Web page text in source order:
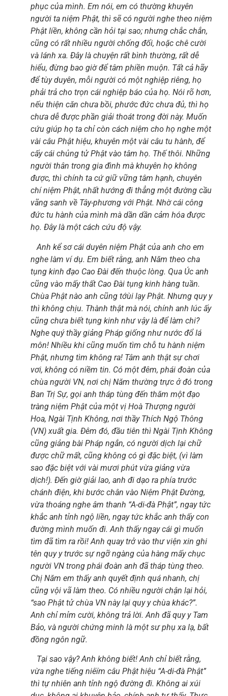
phục của mình. Em nói, em có thường khuyên
người ta niệm Phật, thì sẽ có người nghe theo niệm
Phật liền, không cần hỏi tại sao; nhưng chắc chắn,
cũng có rất nhiều người chống đối, hoặc chê cười
và lánh xa. Đây là chuyện rất bình thường, rất dễ
hiểu, đừng bao giờ để tâm phiền muộn. Tất cả hãy
để tùy duyên, mỗi người có một nghiệp riêng, họ
phải trả cho trọn cái nghiệp báo của họ. Nói rõ hơn,
nếu thiện căn chưa bồi, phước đức chưa đủ, thì họ
chưa dễ được phần giải thoát trong đời này. Muốn
cứu giúp họ ta chỉ còn cách niệm cho họ nghe một
vài câu Phật hiệu, khuyên một vài câu tu hành, để
cấy cái chủng tử Phật vào tâm họ. Thế thôi. Những
người thân trong gia đình mà khuyên họ không
được, thì chính ta cứ giữ vững tâm hạnh, chuyên
chí niệm Phật, nhất hướng đi thẳng một đường cầu
vãng sanh về Tây-phương với Phật. Nhờ cái công
đức tu hành của mình mà dần dần cảm hóa được
họ. Đây là một cách cứu độ vậy.
Anh kể sơ cái duyên niệm Phật của anh cho em
nghe làm ví dụ. Em biết rằng, anh Năm theo cha
tụng kinh đạo Cao Đài đến thuộc lòng. Qua Úc anh
cũng vào mấy thất Cao Đài tụng kinh hàng tuần.
Chùa Phật nào anh cũng tớùi lạy Phật. Nhưng quy y
thì không chịu. Thành thật mà nói, chính anh lúc ấy
cũng chưa biết tụng kinh như vậy là để làm chi?
Nghe quý thầy giảng Pháp giống như nước đổ lá
môn! Nhiều khi cũng muốn tìm chỗ tu hành niệm
Phật, nhưng tìm không ra! Tâm anh thật sự chơi
vơi, không có niềm tin. Có một đêm, phái đoàn của
chùa người VN, nơi chị Năm thường trực ở đó trong
Ban Trị Sự, gọi anh tháp tùng đến thăm một đạo
tràng niệm Phật của một vị Hoà Thượng người
Hoa, Ngài Tịnh Không, nơi thầy Thích Ngộ Thông
(VN) xuất gia. Đêm đó, đầu tiên thì Ngài Tịnh Không
cũng giảng bài Pháp ngắn, có người dịch lại chữ
được chữ mất, cũng không có gì đặc biệt, (vì làm
sao đặc biệt với vài mươi phút vừa giảng vừa
dịch!). Đến giờ giải lao, anh đi dạo ra phía trước
chánh điện, khi bước chân vào Niệm Phật Đường,
vừa thoáng nghe âm thanh “A-di-đà Phật”, ngay tức
khắc anh tỉnh ngộ liền, ngay tức khắc anh thấy con
đường mình muốn đi. Anh thấy ngay cái gì muốn
tìm đã tìm ra rồi! Anh quay trở vào thư viện xin ghi
tên quy y trước sự ngỡ ngàng của hàng mấy chục
người VN trong phái đoàn anh đã tháp tùng theo.
Chị Năm em thấy anh quyết định quá nhanh, chị
cũng vội vã làm theo. Có nhiều người chận lại hỏi,
“sao Phật tử chùa VN này lại quy y chùa khác?”.
Anh chỉ mỉm cười, không trả lời. Anh đã quy y Tam
Bảo, và người chứng minh là một sư phụ xa lạ, bất
đồng ngôn ngữ.
Tại sao vậy? Anh không biết! Anh chỉ biết rằng,
vừa nghe tiếng niêïm câu Phật hiệu “A-di-đà Phật”
thì tự nhiên anh tỉnh ngộ đường đi. Không ai xúi